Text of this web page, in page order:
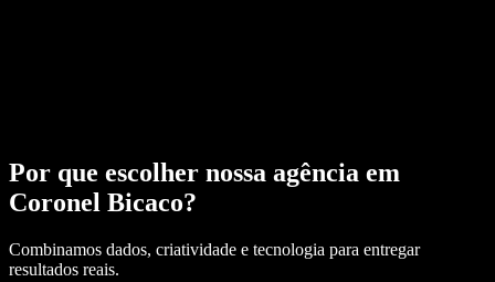
Por que escolher nossa agência em
Coronel Bicaco?
Combinamos dados, criatividade e tecnologia para entregar
resultados reais.